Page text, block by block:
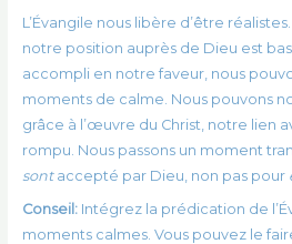
L’Évangile nous libère d’être
notre position auprès de Dieu est
accompli en notre faveur, nous
moments de calme. Nous pouvons
grâce à l’œuvre du Christ, notre lien
rompu. Nous passons un moment
sont accepté par Dieu, non pas pour
Conseil:Intégrez la prédication de
moments calmes. Vous pouvez le